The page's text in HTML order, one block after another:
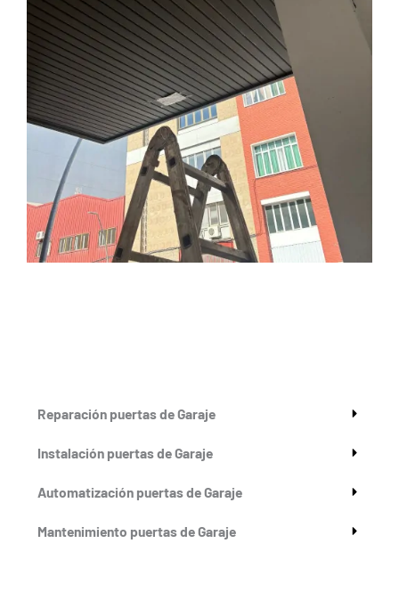
Reparación puertas de Garaje
Instalación puertas de Garaje
Automatización puertas de Garaje
Mantenimiento puertas de Garaje